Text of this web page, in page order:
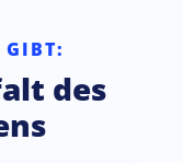
GIBT:
des